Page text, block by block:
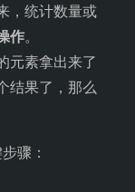
，统计数量或
作。
元素拿出来了
结果了，那么
骤：